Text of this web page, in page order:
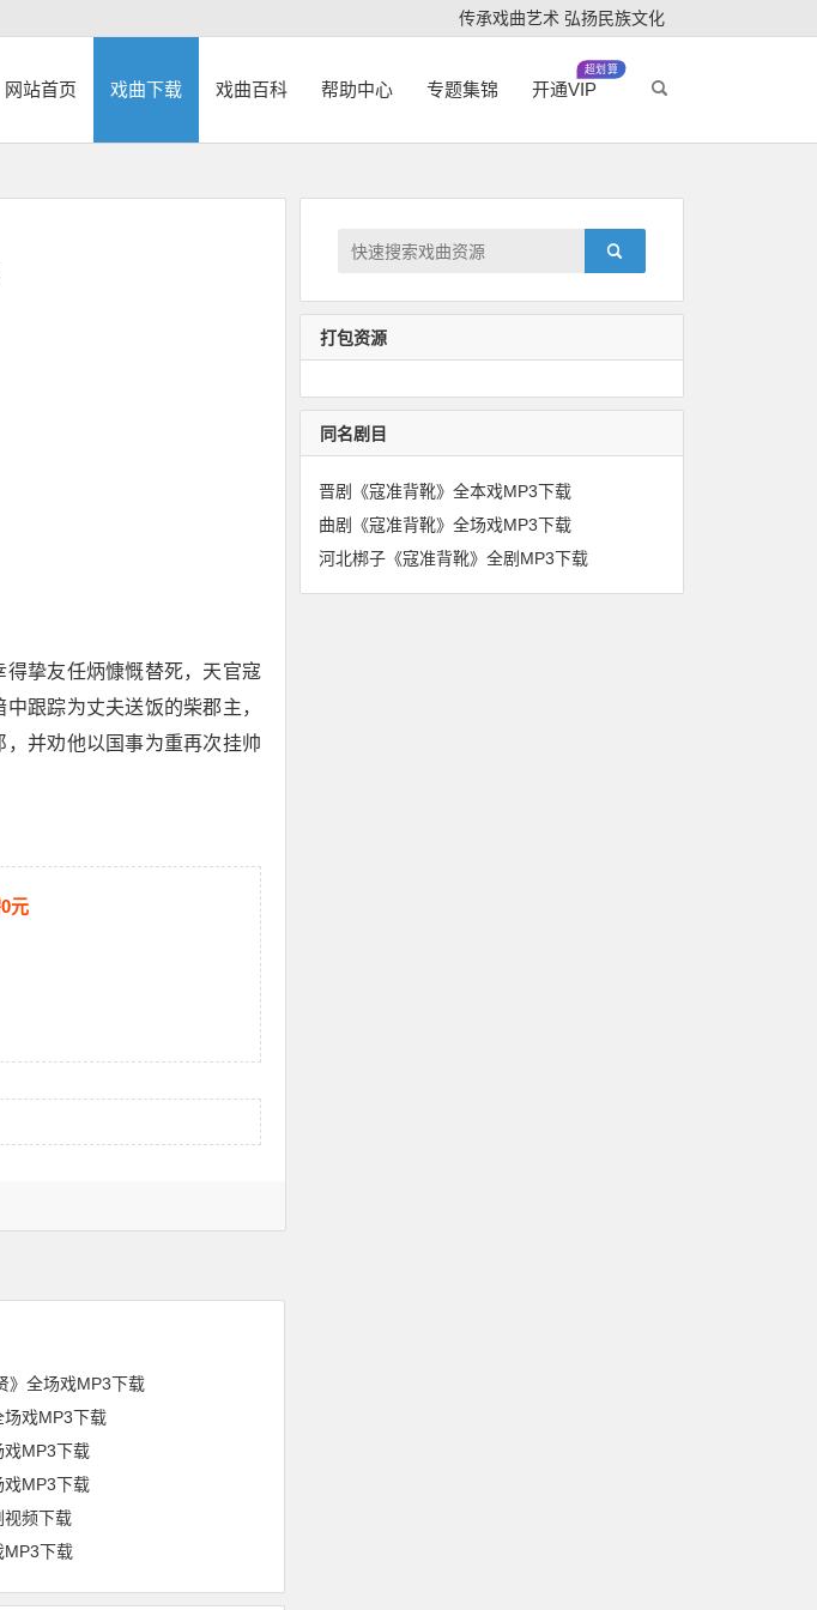
传承戏曲艺术 弘扬民族文化
网站首页 戏曲下载 戏曲百科 帮助中心 专题集锦 开通VIP
超划算
挚友任炳慷慨替死，天官寇
跟踪为丈夫送饭的柴郡主，
并劝他以国事为重再次挂帅
元
》全场戏MP3下载
场戏MP3下载
戏MP3下载
戏MP3下载
视频下载
MP3下载
打包资源
同名剧目
晋剧《寇准背靴》全本戏MP3下载
曲剧《寇准背靴》全场戏MP3下载
河北梆子《寇准背靴》全剧MP3下载